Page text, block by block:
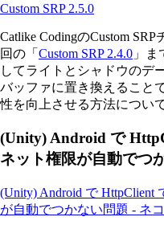
Custom SRP 2.5.0
Catlike CodingのCustom
回の「 Custom SRP 2.4.0 」
してライトとシャドウのデ
バッファに置き換えること
性を向上させる方法につい
(Unity) Android で
ネット権限が自動でつ
(Unity) Android で
が自動でつかない問題 - ネ